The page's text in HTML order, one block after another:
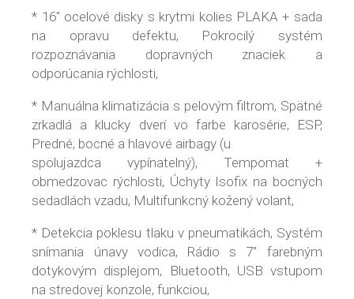
* 16" ocelové disky s krytmi kolies PLAKA + sada
na opravu defektu, Pokrocilý systém
rozpoznávania dopravných znaciek a
odporúcania rýchlosti,
* Manuálna klimatizácia s pelovým filtrom, Spätné
zrkadlá a klucky dverí vo farbe karosérie, ESP,
Predné, bocné a hlavové airbagy (u
spolujazdca vypínatelný), Tempomat +
obmedzovac rýchlosti, Úchyty Isofix na bocných
sedadlách vzadu, Multifunkcný kožený volant,
* Detekcia poklesu tlaku v pneumatikách, Systém
snímania únavy vodica, Rádio s 7" farebným
dotykovým displejom, Bluetooth, USB vstupom
na stredovej konzole, funkciou,